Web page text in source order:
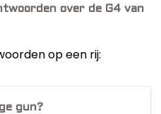
over de G4 van
op een rij:
gun?